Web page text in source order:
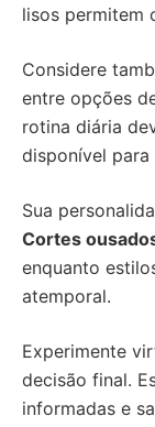
lisos permitem
Considere
entre opções
rotina diária
disponível para
Sua
Cortes
enquanto
atemporal.
Experimente
decisão final.
informadas e